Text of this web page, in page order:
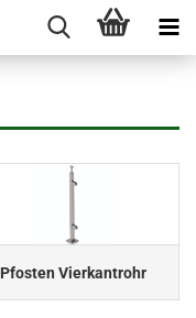
Pfosten Vierkantrohr